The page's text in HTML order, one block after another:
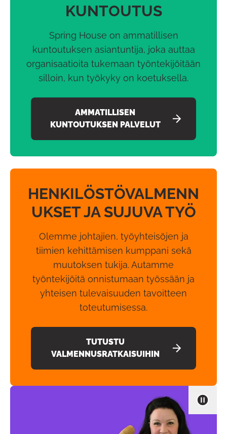
KUNTOUTUS
Spring House on ammatillisen
kuntoutuksen asiantuntija, joka auttaa
organisaatioita tukemaan työntekijöitään
silloin, kun työkyky on koetuksella.
AMMATILLISEN
KUNTOUTUKSEN PALVELUT
HENKILÖSTÖVALMENN
UKSET JA SUJUVA TYÖ
Olemme johtajien, työyhteisöjen ja
tiimien kehittämisen kumppani sekä
muutoksen tukija. Autamme
työntekijöitä onnistumaan työssään ja
yhteisen tulevaisuuden tavoitteen
toteutumisessa.
TUTUSTU
VALMENNUSRATKAISUIHIN